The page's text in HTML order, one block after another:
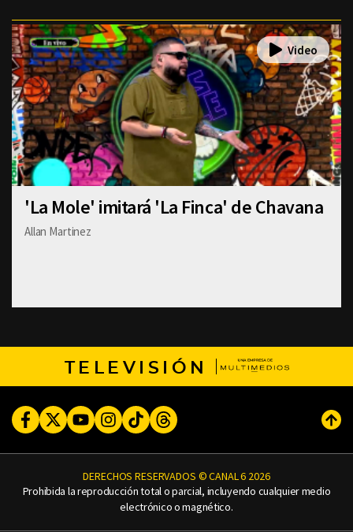
'La Mole' imitará 'La Finca' de Chavana
Allan Martinez
TELEVISIÓN
FacebookTwitterYoutubeInstagram
TikTokThreads
DERECHOS RESERVADOS © CANAL 6 2026
Prohibida la reproducción total o parcial, incluyendo cualquier medio
electrónico o magnético.